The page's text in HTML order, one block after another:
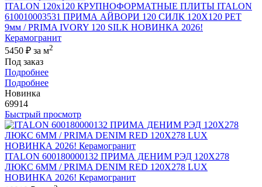
ITALON 120x120 КРУПНОФОРМАТНЫЕ ПЛИТЫ ITALON
610010003531 ПРИМА АЙВОРИ 120 СИЛК 120Х120 РЕТ
9мм / PRIMA IVORY 120 SILK НОВИНКА 2026!
Керамогранит
5450 ₽ за м2
Под заказ
Подробнее
Подробнее
Новинка
69914
Быстрый просмотр
ITALON 600180000132 ПРИМА ДЕНИМ РЭД 120X278
ЛЮКС 6ММ / PRIMA DENIM RED 120X278 LUX
НОВИНКА 2026! Керамогранит